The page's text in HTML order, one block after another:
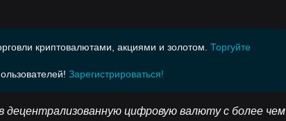
криптовалютами, акциями и золотом. Торгуйте
Зарегистрироваться!
децентрализованную цифровую валюту с более чем